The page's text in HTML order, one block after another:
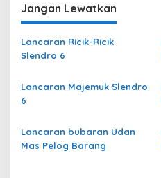
Jangan Lewatkan
Lancaran Ricik-Ricik
Slendro 6
Lancaran Majemuk Slendro
6
Lancaran bubaran Udan
Mas Pelog Barang